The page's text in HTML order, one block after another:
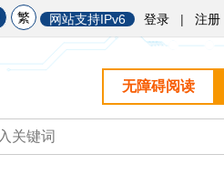
繁 网站支持IPv6 登录 | 注册
无障碍阅读